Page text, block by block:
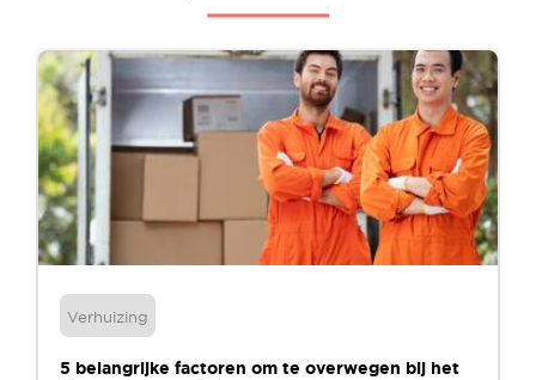
Verhuizing
5 belangrijke factoren om te overwegen bij het